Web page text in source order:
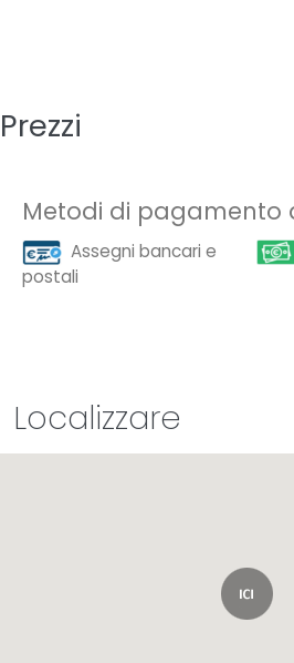
Prezzi
Metodi di pagamento
Assegni bancari e
postali
Localizzare